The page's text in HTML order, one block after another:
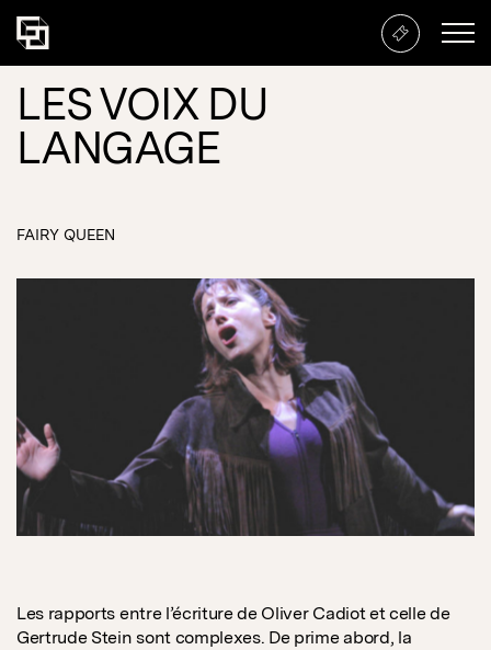
LES VOIX DU
LANGAGE
FAIRY QUEEN
Les rapports entre l’écriture de Oliver Cadiot et celle de
Gertrude Stein sont complexes. De prime abord, la